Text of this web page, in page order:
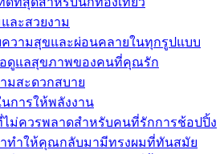
ละสวยงาม
ามสุขและผ่อนคลายในทุกรูปแบบ
ดูแลสุขภาพของคนที่คุณรัก
มสะดวกสบาย
การให้พลังงาน
ม่ควรพลาดสำหรับคนที่รักการช้อปปิ้ง
ราทำให้คุณกลับมามีทรงผมที่ทันสมัย